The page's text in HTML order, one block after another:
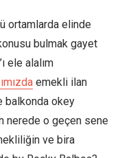
ortamlarda elinde
bulmak gayet
ele alalım
emekli ilan
balkonda okey
nerede o geçen sene
ve bira